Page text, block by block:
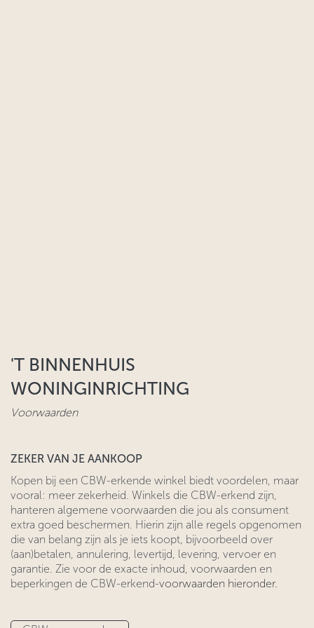
'T BINNENHUIS
WONINGINRICHTING
Voorwaarden
ZEKER VAN JE AANKOOP
​Kopen bij een CBW-erkende winkel biedt voordelen, maar
vooral: meer zekerheid. Winkels die CBW-erkend zijn,
hanteren algemene voorwaarden ​die jou als consument
extra goed beschermen. Hierin zijn alle regels ​opgenomen
die van belang zijn als je iets koopt, bijvoorbeeld over
(aan)betalen, annulering, levertijd, levering, vervoer en
garantie. Zie voor ​de exacte inhoud, voorwaarden en
beperkingen de CBW-erkend-voorwaarden hieronder.